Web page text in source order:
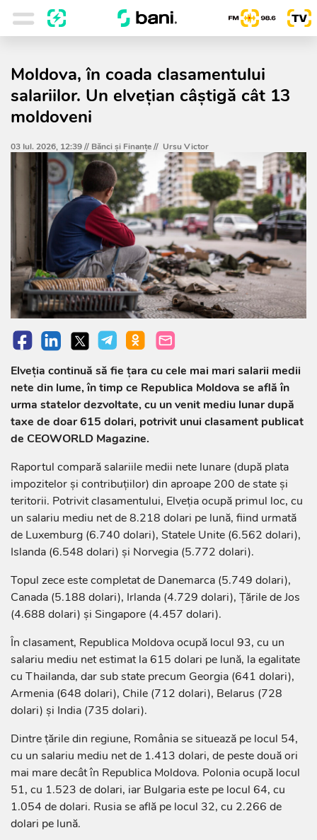
Moldova, în coada clasamentului
salariilor. Un elvețian câștigă cât 13
moldoveni
03 Iul. 2026, 12:39 // Bănci şi Finanţe// Ursu Victor
Elveția continuă să fie țara cu cele mai mari salarii medii
nete din lume, în timp ce Republica Moldova se află în
urma statelor dezvoltate, cu un venit mediu lunar după
taxe de doar 615 dolari, potrivit unui clasament publicat
de CEOWORLD Magazine.
Raportul compară salariile medii nete lunare (după plata
impozitelor și contribuțiilor) din aproape 200 de state și
teritorii. Potrivit clasamentului, Elveția ocupă primul loc, cu
un salariu mediu net de 8.218 dolari pe lună, fiind urmată
de Luxemburg (6.740 dolari), Statele Unite (6.562 dolari),
Islanda (6.548 dolari) și Norvegia (5.772 dolari).
Topul zece este completat de Danemarca (5.749 dolari),
Canada (5.188 dolari), Irlanda (4.729 dolari), Țările de Jos
(4.688 dolari) și Singapore (4.457 dolari).
În clasament, Republica Moldova ocupă locul 93, cu un
salariu mediu net estimat la 615 dolari pe lună, la egalitate
cu Thailanda, dar sub state precum Georgia (641 dolari),
Armenia (648 dolari), Chile (712 dolari), Belarus (728
dolari) și India (735 dolari).
Dintre țările din regiune, România se situează pe locul 54,
cu un salariu mediu net de 1.413 dolari, de peste două ori
mai mare decât în Republica Moldova. Polonia ocupă locul
51, cu 1.523 de dolari, iar Bulgaria este pe locul 64, cu
1.054 de dolari. Rusia se află pe locul 32, cu 2.266 de
dolari pe lună.